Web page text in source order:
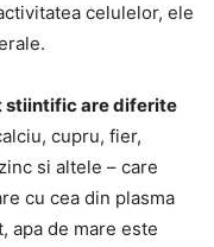
celulelor, ele
stiintific are diferite
cupru, fier,
si altele – care
cu cea din plasma
apa de mare este